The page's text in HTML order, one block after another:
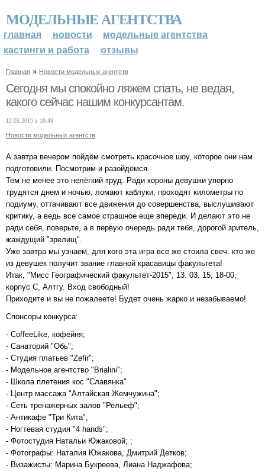
МОДЕЛЬНЫЕ АГЕНТСТВА
главная новости
модельные агентства
кастинги и работа
отзывы
Главная » Новости модельных агентств
Сегодня мы спокойно ляжем спать, не ведая,
какого сейчас нашим конкурсантам.
12.03.2015 в 16:43
Новости модельных агентств
А завтра вечером пойдём смотреть красочное шоу, которое они нам
подготовили. Посмотрим и разойдёмся.
Тем не менее это нелёгкий труд. Ради короны девушки упорно
трудятся днем и ночью, ломают каблуки, проходят километры по
подиуму, оттачивают все движения до совершенства, выслушивают
критику, а ведь все самое страшное еще впереди. И делают это не
ради себя, поверьте, а в первую очередь ради тебя, дорогой зритель,
жаждущий "зрелищ".
Уже завтра мы узнаем, для кого эта игра все же стоила свеч. кто же
из девушек получит звание главной красавицы факультета!
Итак, "Мисс Географический факультет-2015", 13. 03. 15, 18-00,
корпус С, Алтгу. Вход свободный!
Приходите и вы не пожалеете! Будет очень жарко и незабываемо!
Спонсоры конкурса:
- CoffeeLike, кофейня;
- Санаторий "Обь";
- Студия платьев "Zefir";
- Модельное агентство "Brialini";
- Школа плетения кос "Славянка"
- Центр массажа "Алтайская Жемчужина";
- Сеть тренажерных залов "Рельеф";
- Антикафе "Три Кита";
- Ногтевая студия "4 hands";
- Фотостудия Натальи Южаковой; ;
- Фотографы: Наталия Южакова, Дмитрий Детков;
- Визажисты: Марина Букреева, Лиана Наджафова;